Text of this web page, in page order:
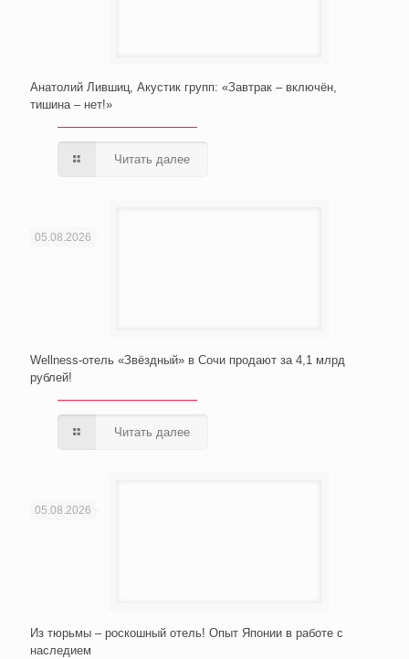
Анатолий Лившиц, Акустик групп: «Завтрак – включён,
тишина – нет!»
Читать далее
05.08.2026
Wellness-отель «Звёздный» в Сочи продают за 4,1 млрд
рублей!
Читать далее
05.08.2026
Из тюрьмы – роскошный отель! Опыт Японии в работе с
наследием